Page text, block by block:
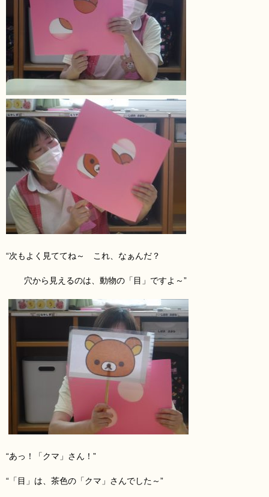
“次もよく見ててね～ これ、なぁんだ？
穴から見えるのは、動物の「目 」ですよ～”
“あっ！「クマ 」さん！”
“「目」は、茶色の「クマ 」さんでした～”